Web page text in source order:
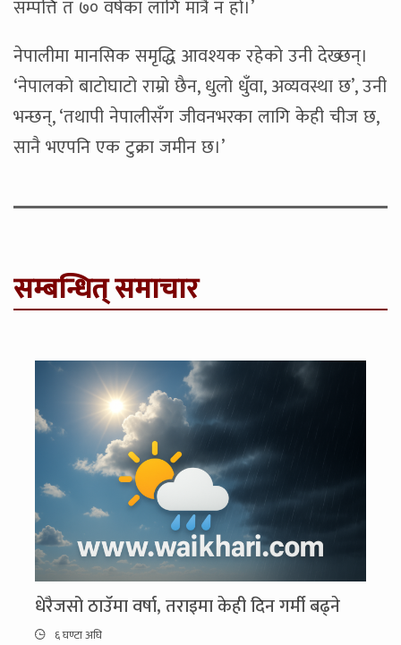
सम्पत्ति त ७० वर्षका लागि मात्रै न हो।’
नेपालीमा मानसिक समृद्धि आवश्यक रहेको उनी देख्छन्।
‘नेपालको बाटोघाटो राम्रो छैन, धुलो धुँवा, अव्यवस्था छ’, उनी
भन्छन्, ‘तथापी नेपालीसँग जीवनभरका लागि केही चीज छ,
सानै भएपनि एक टुक्रा जमीन छ।’
सम्बन्धित् समाचार
धेरैजसो ठाउँमा वर्षा, तराइमा केही दिन गर्मी बढ्ने
६ घण्टा अघि